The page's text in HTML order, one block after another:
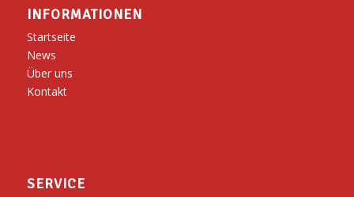
INFORMATIONEN
Startseite
News
Über uns
Kontakt
SERVICE